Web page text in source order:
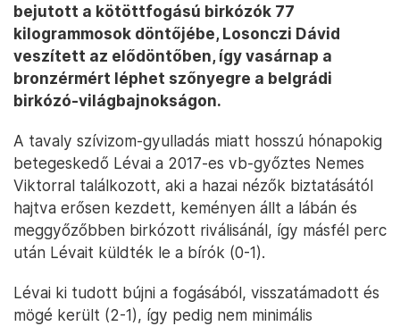
bejutott a kötöttfogású birkózók 77
kilogrammosok döntőjébe, Losonczi Dávid
veszített az elődöntőben, így vasárnap a
bronzérmért léphet szőnyegre a belgrádi
birkózó-világbajnokságon.
A tavaly szívizom-gyulladás miatt hosszú hónapokig
betegeskedő Lévai a 2017-es vb-győztes Nemes
Viktorral találkozott, aki a hazai nézők biztatásától
hajtva erősen kezdett, keményen állt a lábán és
meggyőzőbben birkózott riválisánál, így másfél perc
után Lévait küldték le a bírók (0-1).
Lévai ki tudott bújni a fogásából, visszatámadott és
mögé került (2-1), így pedig nem minimális